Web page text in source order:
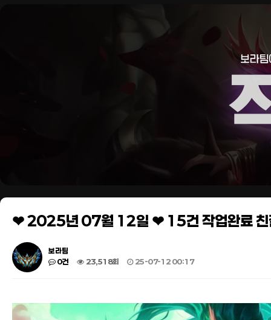
❤ 2025년 07월 12일 ❤ 15건 작업완료 친
보라팀
0건
23,518회 25-07-12 00:17